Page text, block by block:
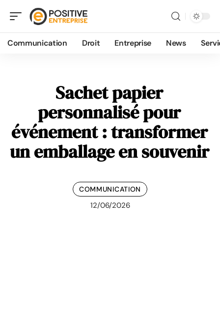
Communication Droit Entreprise News
Sachet papier
personnalisé pour
événement : transformer
un emballage en souvenir
COMMUNICATION
12/06/2026